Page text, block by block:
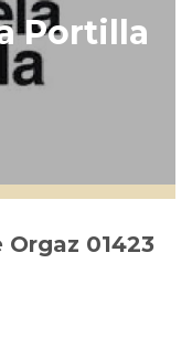
Portilla
01423